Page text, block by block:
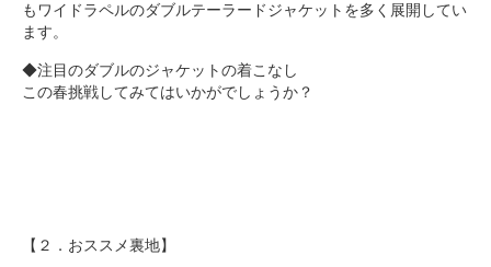
もワイドラペルのダブルテーラードジャケットを多く展開してい
ます。
◆注目のダブルのジャケットの着こなし
この春挑戦してみてはいかがでしょうか？
【２．おススメ裏地】